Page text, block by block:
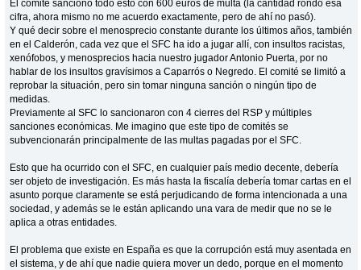
El comité sancionó todo esto con 600 euros de multa (la cantidad rondó esa
cifra, ahora mismo no me acuerdo exactamente, pero de ahí no pasó).
Y qué decir sobre el menosprecio constante durante los últimos años, también
en el Calderón, cada vez que el SFC ha ido a jugar allí, con insultos racistas,
xenófobos, y menosprecios hacia nuestro jugador Antonio Puerta, por no
hablar de los insultos gravísimos a Caparrós o Negredo. El comité se limitó a
reprobar la situación, pero sin tomar ninguna sanción o ningún tipo de
medidas.
Previamente al SFC lo sancionaron con 4 cierres del RSP y múltiples
sanciones económicas. Me imagino que este tipo de comités se
subvencionarán principalmente de las multas pagadas por el SFC.
Esto que ha ocurrido con el SFC, en cualquier país medio decente, debería
ser objeto de investigación. Es más hasta la fiscalía debería tomar cartas en el
asunto porque claramente se está perjudicando de forma intencionada a una
sociedad, y además se le están aplicando una vara de medir que no se le
aplica a otras entidades.
El problema que existe en España es que la corrupción está muy asentada en
el sistema, y de ahí que nadie quiera mover un dedo, porque en el momento